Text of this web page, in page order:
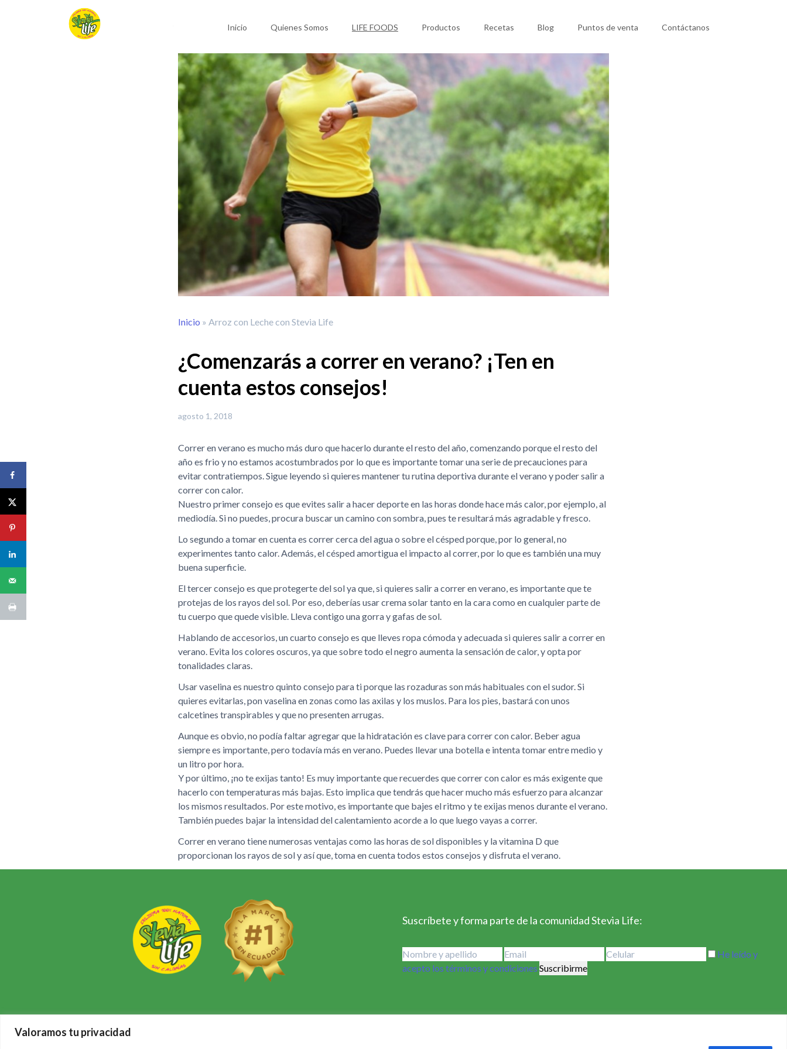
Valoramos tu privacidad
Inicio Quienes Somos LIFE FOODS Productos Recetas Blog Puntos de venta Contáctanos
Inicio » Arroz con Leche con Stevia Life
¿Comenzarás a correr en verano? ¡Ten en
cuenta estos consejos!
agosto 1, 2018
Correr en verano es mucho más duro que hacerlo durante el resto del año, comenzando porque el resto del
año es frio y no estamos acostumbrados por lo que es importante tomar una serie de precauciones para
evitar contratiempos. Sigue leyendo si quieres mantener tu rutina deportiva durante el verano y poder salir a
correr con calor.
Nuestro primer consejo es que evites salir a hacer deporte en las horas donde hace más calor, por ejemplo, al
mediodía. Si no puedes, procura buscar un camino con sombra, pues te resultará más agradable y fresco.
Lo segundo a tomar en cuenta es correr cerca del agua o sobre el césped porque, por lo general, no
experimentes tanto calor. Además, el césped amortigua el impacto al correr, por lo que es también una muy
buena superficie.
El tercer consejo es que protegerte del sol ya que, si quieres salir a correr en verano, es importante que te
protejas de los rayos del sol. Por eso, deberías usar crema solar tanto en la cara como en cualquier parte de
tu cuerpo que quede visible. Lleva contigo una gorra y gafas de sol.
Hablando de accesorios, un cuarto consejo es que lleves ropa cómoda y adecuada si quieres salir a correr en
verano. Evita los colores oscuros, ya que sobre todo el negro aumenta la sensación de calor, y opta por
tonalidades claras.
Usar vaselina es nuestro quinto consejo para ti porque las rozaduras son más habituales con el sudor. Si
quieres evitarlas, pon vaselina en zonas como las axilas y los muslos. Para los pies, bastará con unos
calcetines transpirables y que no presenten arrugas.
Aunque es obvio, no podía faltar agregar que la hidratación es clave para correr con calor. Beber agua
siempre es importante, pero todavía más en verano. Puedes llevar una botella e intenta tomar entre medio y
un litro por hora.
Y por último, ¡no te exijas tanto! Es muy importante que recuerdes que correr con calor es más exigente que
hacerlo con temperaturas más bajas. Esto implica que tendrás que hacer mucho más esfuerzo para alcanzar
los mismos resultados. Por este motivo, es importante que bajes el ritmo y te exijas menos durante el verano.
También puedes bajar la intensidad del calentamiento acorde a lo que luego vayas a correr.
Correr en verano tiene numerosas ventajas como las horas de sol disponibles y la vitamina D que
proporcionan los rayos de sol y así que, toma en cuenta todos estos consejos y disfruta el verano.
Suscríbete y forma parte de la comunidad Stevia Life:
He leído y
acepto los términos y condiciones